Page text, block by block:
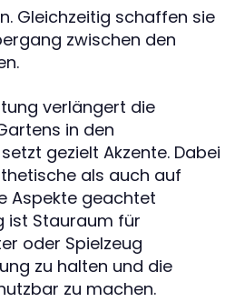
Gleichzeitig schaffen sie
zwischen den
verlängert die
in den
gezielt Akzente. Dabei
als auch auf
Aspekte geachtet
ist Stauraum für
oder Spielzeug
zu halten und die
zu machen.